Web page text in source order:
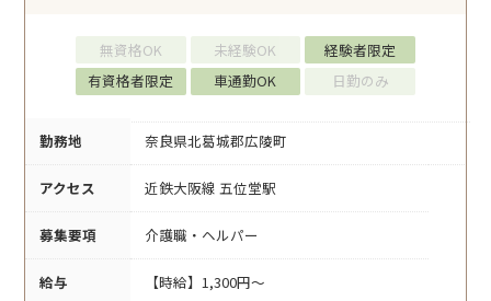
無資格OK 未経験OK
経験者限定
有資格者限定
車通勤OK 日勤のみ
勤務地 奈良県北葛城郡広陵町
アクセス 近鉄大阪線 五位堂駅
募集要項 介護職・ヘルパー
給与 【時給】1,300円～